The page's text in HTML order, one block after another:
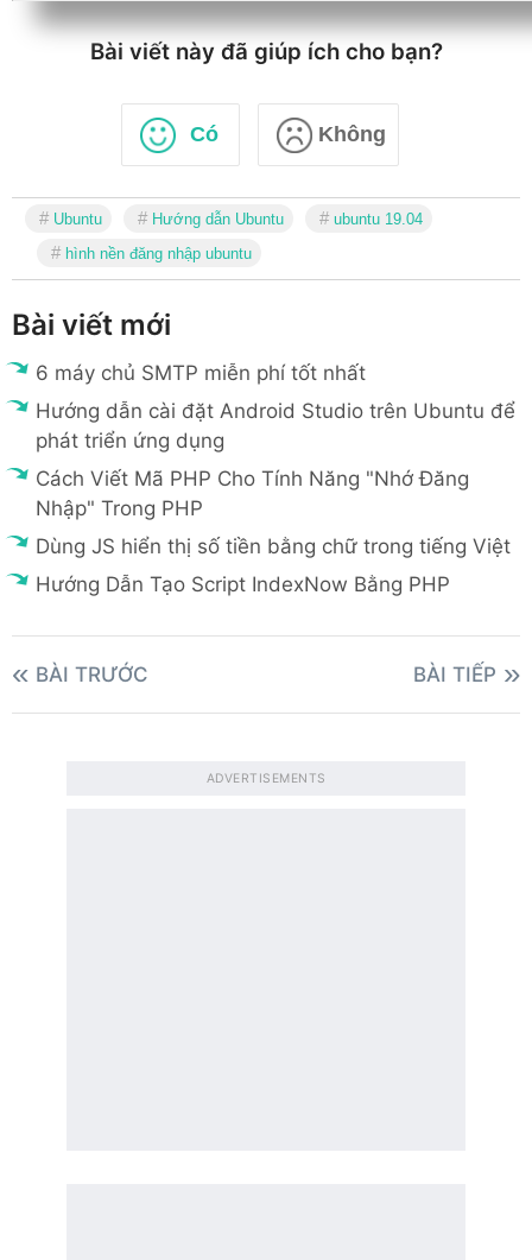
Bài viết này đã giúp ích cho bạn?
Có Không
Ubuntu Hướng dẫn Ubuntu
ubuntu 19.04
hình nền đăng nhập ubuntu
Bài viết mới
6 máy chủ SMTP miễn phí tốt nhất
Hướng dẫn cài đặt Android Studio trên Ubuntu để
phát triển ứng dụng
Cách Viết Mã PHP Cho Tính Năng "Nhớ Đăng
Nhập" Trong PHP
Dùng JS hiển thị số tiền bằng chữ trong tiếng Việt
Hướng Dẫn Tạo Script IndexNow Bằng PHP
BÀI TRƯỚC BÀI TIẾP
ADVERTISEMENTS